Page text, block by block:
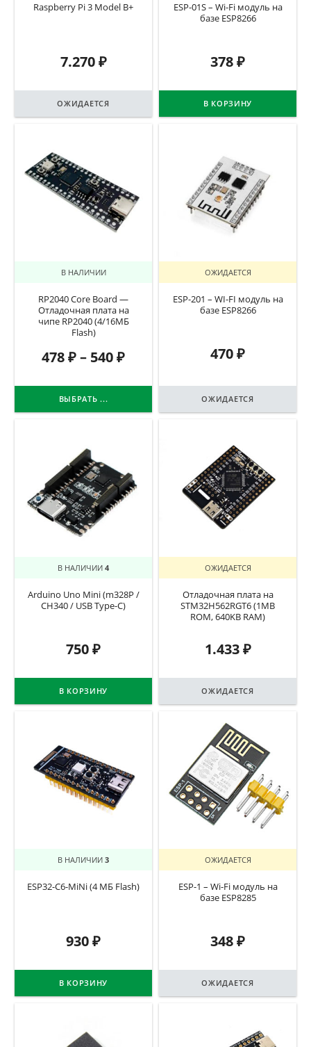
Raspberry Pi 3 Model B+
7.270₽
ОЖИДАЕТСЯ
ESP-01S – Wi-Fi модуль на
базе ESP8266
378₽
В КОРЗИНУ
В НАЛИЧИИ
RP2040 Core Board —
Отладочная плата на
чипе RP2040 (4/16МБ
Flash)
478₽– 540₽
ВЫБРАТЬ ...
ОЖИДАЕТСЯ
ESP-201 – WI-FI модуль на
базе ESP8266
470₽
ОЖИДАЕТСЯ
В НАЛИЧИИ 4
Arduino Uno Mini (m328P /
CH340 / USB Type-C)
750₽
В КОРЗИНУ
ОЖИДАЕТСЯ
Отладочная плата на
STM32H562RGT6 (1MB
ROM, 640KB RAM)
1.433₽
ОЖИДАЕТСЯ
В НАЛИЧИИ 3
ESP32-C6-MiNi (4 МБ Flash)
930₽
В КОРЗИНУ
ОЖИДАЕТСЯ
ESP-1 – Wi-Fi модуль на
базе ESP8285
348₽
ОЖИДАЕТСЯ